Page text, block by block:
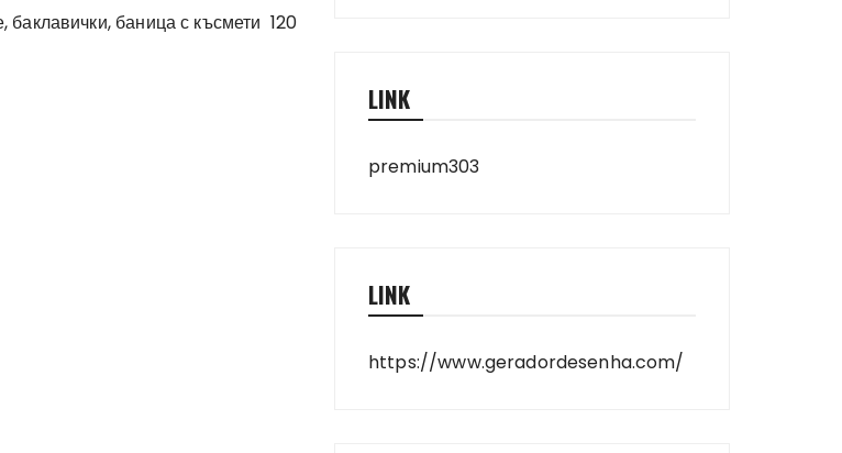
баклавички, баница с късмети 120
LINK
premium303
LINK
https://www.geradordesenha.com/